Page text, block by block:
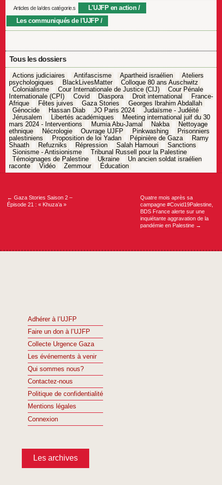
Articles de la/des catégorie.s
L'UJFP en action
Les communiqués de l'UJFP
Tous les dossiers
Actions judiciaires Antifascisme Apartheid israélien
Ateliers
psychologiques
BlackLivesMatter
Colloque 80 ans Auschwitz
Colonialisme
Cour Internationale de Justice (CIJ)
Cour Pénale
Internationale (CPI)
Covid Diaspora Droit international
France-
Afrique
Fêtes juives Gaza Stories
Georges Ibrahim Abdallah
Génocide
Hassan Diab JO Paris 2024
Judaïsme - Judéité
Jérusalem
Libertés académiques
Meeting international juif du 30
mars 2024 - Interventions
Mumia Abu-Jamal Nakba
Nettoyage
ethnique
Nécrologie Ouvrage UJFP Pinkwashing
Prisonniers
palestiniens
Proposition de loi Yadan Pépinière de Gaza
Ramy
Shaath
Refuzniks Répression Salah Hamouri
Sanctions
Sionisme - Antisionisme
Tribunal Russell pour la Palestine
Témoignages de Palestine
Ukraine
Un ancien soldat israélien
raconte
Vidéo Zemmour Éducation
Navigation
← Gaza Stories Saison 2 –
Épisode 21 : « Khuza’a »
Quatre mois après sa
campagne #Covid19Palestine,
BDS France alerte sur une
inquiétante aggravation de la
pandémie en Palestine →
Adhérer à l’UJFP
Faire un don à l’UJFP
Collecte Urgence Gaza
Les événements à venir
Qui sommes nous?
Contactez-nous
Politique de confidentialité
Mentions légales
Connexion
Les archives